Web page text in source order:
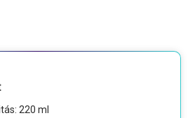
220 ml